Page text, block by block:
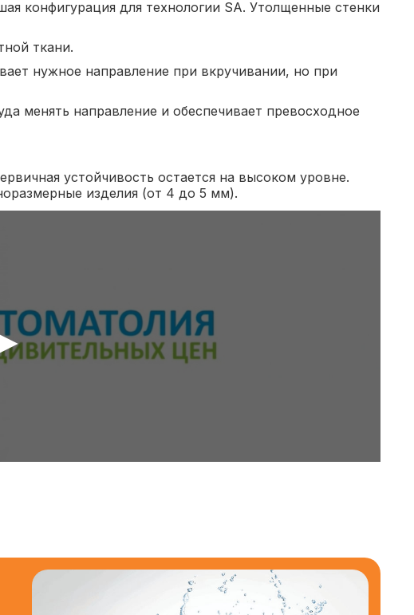
конфигурация для технологии SA. Утолщенные стенки
ткани.
нужное направление при вкручивании, но при
менять направление и обеспечивает превосходное
устойчивость остается на высоком уровне.
изделия (от 4 до 5 мм).